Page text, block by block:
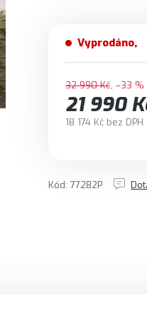
Vyprodáno
32 990 Kč –33 %
21 990
18 174 Kč bez DPH
Kód: 77282P